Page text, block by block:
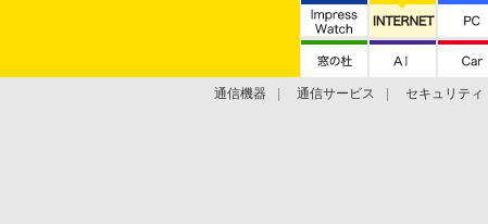
通信機器 通信サービス セキュリティ